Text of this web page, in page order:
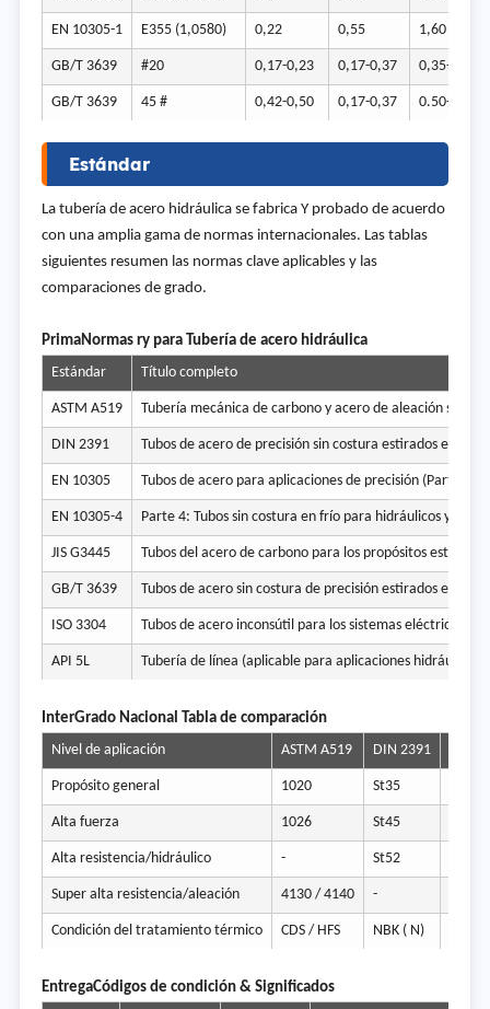
EN 10305-1 E355 (1,0580) 0,22 0,55 1,60
GB/T 3639 #20 0,17-0,23 0,17-0,37 0,35-0,65
GB/T 3639 45 # 0,42-0,50 0,17-0,37 0.50-0.80
Estándar
La tubería de acero hidráulica se fabrica Y probado de acuerdo
con una amplia gama de normas internacionales. Las tablas
siguientes resumen las normas clave aplicables y las
comparaciones de grado.
PrimaNormas ry para Tubería de acero hidráulica
Estándar
Título completo
ASTM A519 Tubería mecánica de carbono y acero de aleación sin
DIN 2391 Tubos de acero de precisión sin costura estirados en frío
EN 10305 Tubos de acero para aplicaciones de precisión (Partes 1-
EN 10305-4 Parte 4: Tubos sin costura en frío para hidráulicos y
JIS G3445 Tubos del acero de carbono para los propósitos
GB/T 3639 Tubos de acero sin costura de precisión estirados en frío
ISO 3304 Tubos de acero inconsútil para los sistemas eléctricos
API 5L Tubería de línea (aplicable para aplicaciones hidráulicas)
InterGrado Nacional Tabla de comparación
Nivel de aplicación
ASTM A519 DIN 2391
Propósito general 1020 St35
Alta fuerza 1026 St45
Alta resistencia/hidráulico - St52
Super alta resistencia/aleación 4130 / 4140 -
Condición del tratamiento térmico CDS / HFS NBK ( N)
EntregaCódigos de condición & Significados